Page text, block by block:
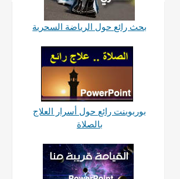
بحث رائع حول الرياضة السحرية
بوربوينت رائع حول أسرار العلاج
بالصلاة